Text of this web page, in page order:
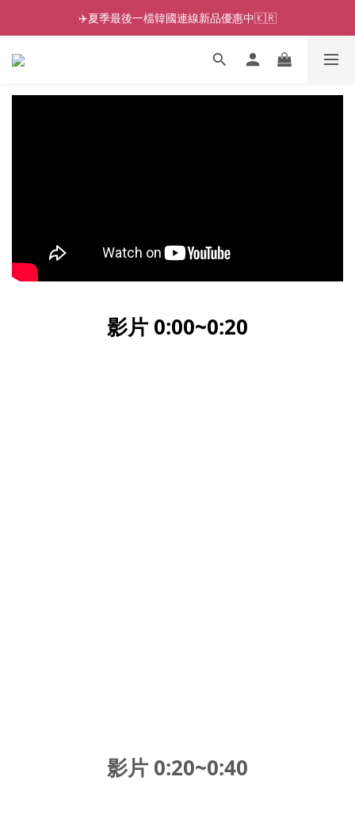
✈️夏季最後一檔韓國連線新品優惠中🇰🇷
影片 0:00~0:20
影片 0:20~0:40